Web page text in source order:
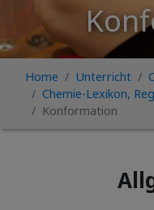
Home Unterricht
Chemie-Lexikon,
Konformation